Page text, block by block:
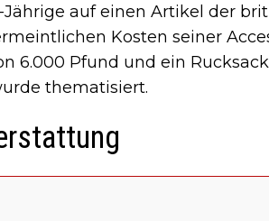
auf einen Artikel der
Kosten seiner
6.000 Pfund und ein
thematisiert.